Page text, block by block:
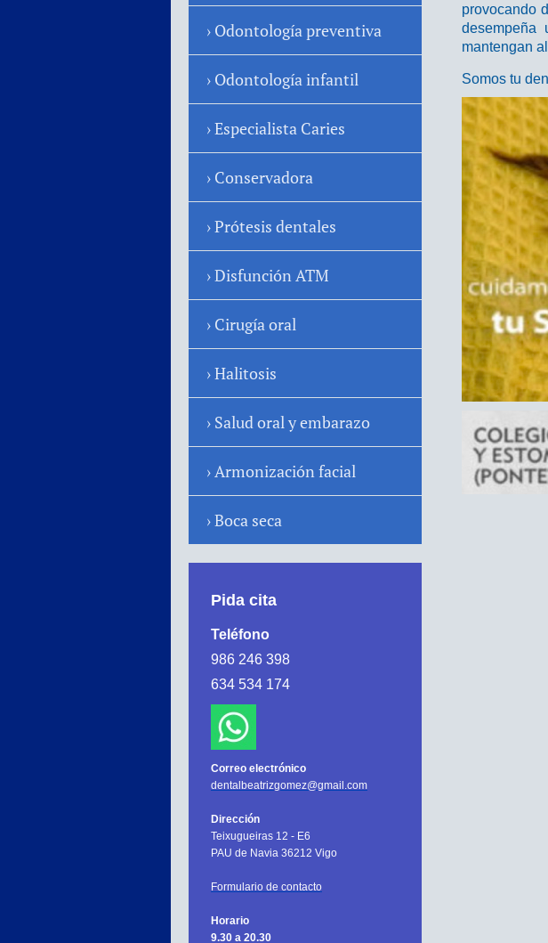
provocando
desempeña
mantengan
Somos tu
Odontología preventiva
Odontología infantil
Especialista Caries
Conservadora
Prótesis dentales
Disfunción ATM
Cirugía oral
Halitosis
Salud oral y embarazo
Armonización facial
Boca seca
Pida cita
Teléfono
986 246 398
634 534 174
Correo electrónico
dentalbeatrizgomez@gmail.com
Dirección
Teixugueiras 12 - E6
PAU de Navia 36212 Vigo
Formulario de contacto
Horario
9.30 a 20.30